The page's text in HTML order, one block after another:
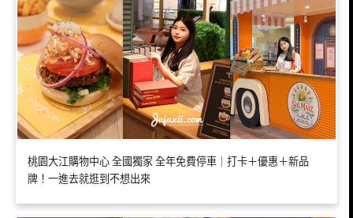
桃園大江購物中心 全國獨家 全年免費停車｜打卡＋優惠＋新品
牌！一進去就逛到不想出來